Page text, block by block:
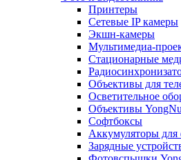
Принтеры
Сетевые IP камеры
Экшн-камеры
Мультимедиа-
Стационарные
Объективы для
Осветительное
Объективы
Софтбоксы
Аккумуляторы для
Зарядные